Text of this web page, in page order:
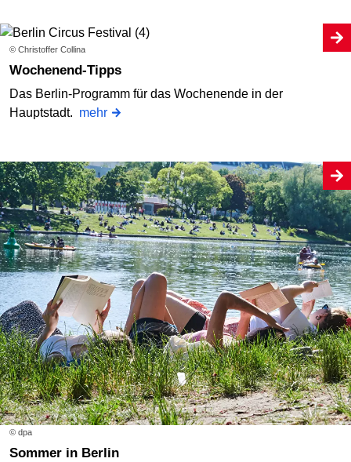
© Christoffer Collina
Wochenend-Tipps
Das Berlin-Programm für das Wochenende in der
Hauptstadt. mehr
© dpa
Sommer in Berlin